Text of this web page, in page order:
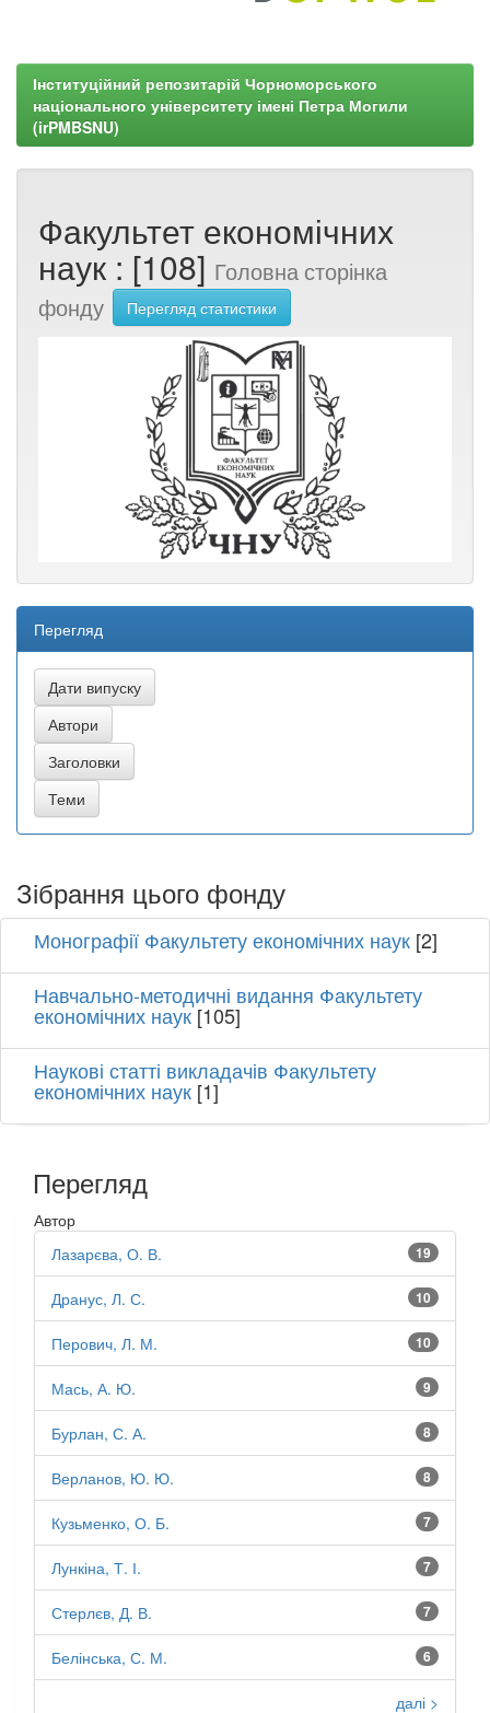
Інституційний репозитарій Чорноморського
національного університету імені Петра Могили
(irPMBSNU)
Факультет економічних
наук : [108] Головна сторінка
фонду
Перегляд статистики
Перегляд
Зібрання цього фонду
Монографії Факультету економічних наук [2]
Навчально-методичні видання Факультету
економічних наук[105]
Наукові статті викладачів Факультету
економічних наук [1]
Перегляд
Автор
19
Лазарєва, О. В.
10
Дранус, Л. С.
10
Перович, Л. М.
9
Мась, А. Ю.
8
Бурлан, С. А.
8
Верланов, Ю. Ю.
7
Кузьменко, О. Б.
7
Лункіна, Т. І.
7
Стерлєв, Д. В.
6
Белінська, С. М.
далі >